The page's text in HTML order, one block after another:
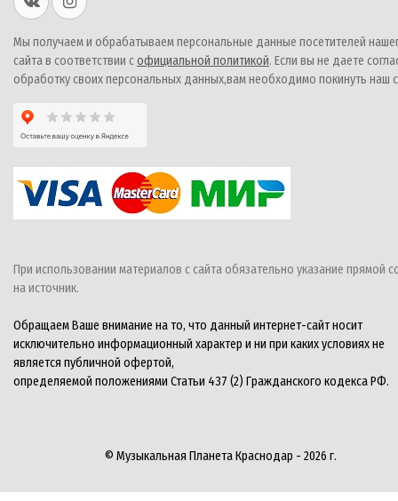
Мы получаем и обрабатываем персональные данные посетителей
сайта в соответствии софициальной политикой. Если вы не даете
обработку своих персональных данных,вам необходимо покинуть наш
При использовании материалов с сайта обязательно указание прямой
на источник.
Обращаем Ваше внимание на то, что данный интернет-сайт носит
исключительно информационный характер и ни при каких условиях не
является публичной офертой,
определяемой положениями Статьи 437 (2) Гражданского кодекса РФ.
© Музыкальная Планета Краснодар - 2026 г.